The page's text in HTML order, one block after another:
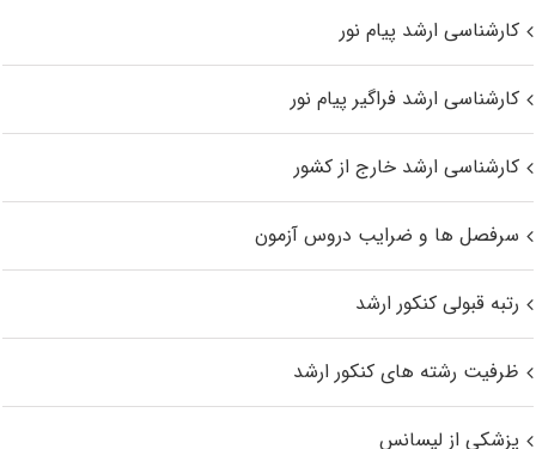
کارشناسی ارشد پیام نور
کارشناسی ارشد فراگیر پیام نور
کارشناسی ارشد خارج از کشور
سرفصل ها و ضرایب دروس آزمون
رتبه قبولی کنکور ارشد
ظرفیت رشته های کنکور ارشد
پزشکی از لیسانس